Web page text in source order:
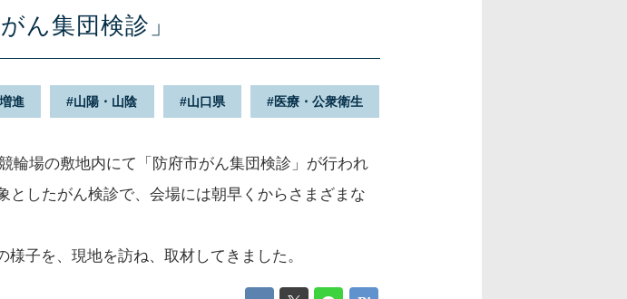
ん集団検診」
進 山陽・山陰 山口県 医療・公衆衛生
輪場の敷地内にて「防府市がん集団検診」が行われ
としたがん検診で、会場には朝早くからさまざまな
子を、現地を訪ね、取材してきました。